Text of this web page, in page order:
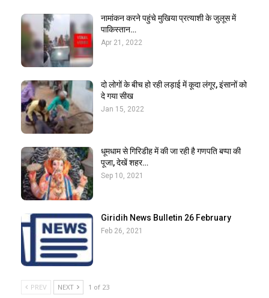
नामांकन करने पहुंचे मुखिया प्रत्याशी के जुलूस में
पाकिस्तान…
Apr 21, 2022
दो लोगों के बीच हो रही लड़ाई में कूदा लंगूर, इंसानों को
दे गया सीख
Jan 15, 2022
धूमधाम से गिरिडीह में की जा रही है गणपति बप्पा की
पूजा, देखें शहर…
Sep 10, 2021
Giridih News Bulletin 26 February
Feb 26, 2021
PREV NEXT 1 of 23